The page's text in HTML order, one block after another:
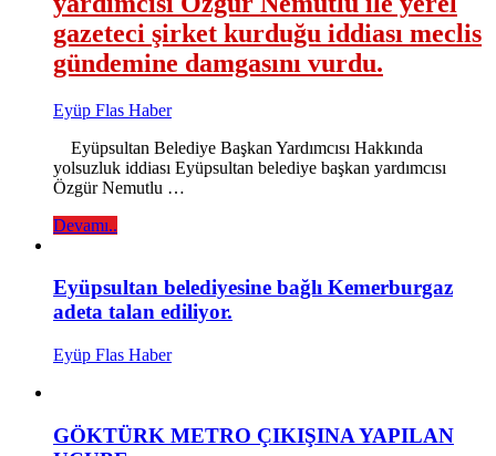
gazeteci şirket kurduğu iddiası meclis
gündemine damgasını vurdu.
Eyüp Flas Haber
Eyüpsultan Belediye Başkan Yardımcısı Hakkında
yolsuzluk iddiası Eyüpsultan belediye başkan yardımcısı
Özgür Nemutlu …
Devamı..
Eyüpsultan belediyesine bağlı Kemerburgaz
adeta talan ediliyor.
Eyüp Flas Haber
GÖKTÜRK METRO ÇIKIŞINA YAPILAN